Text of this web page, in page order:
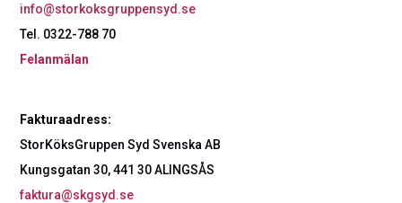
info@storkoksgruppensyd.se
Tel. 0322-788 70
Felanmälan
Fakturaadress:
StorKöksGruppen Syd Svenska AB
Kungsgatan 30, 441 30 ALINGSÅS
faktura@skgsyd.se